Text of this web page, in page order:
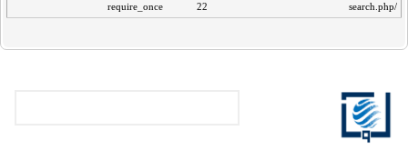
/search.php
22
require_once